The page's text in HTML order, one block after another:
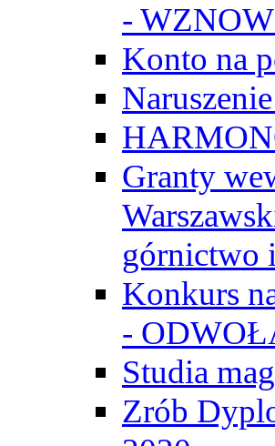
-
Konto na
Granty
górnictwo
Konkurs
-
Studia
Zrób